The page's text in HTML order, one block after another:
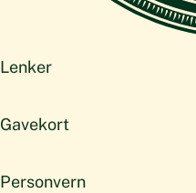
Lenker
Gavekort
Personvern